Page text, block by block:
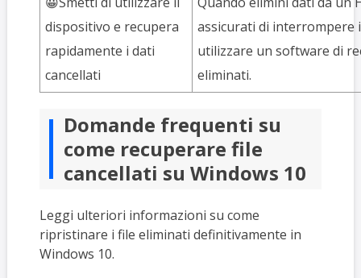
dispositivo e recupera
rapidamente i dati
cancellati
assicurati di interrompere
utilizzare un software di
eliminati.
Domande frequenti su
come recuperare file
cancellati su Windows 10
Leggi ulteriori informazioni su come
ripristinare i file eliminati definitivamente in
Windows 10.